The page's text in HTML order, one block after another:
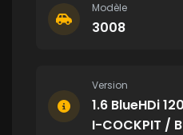
Modèle
3008
Version
1.6 BlueHDi
I-COCKPIT /